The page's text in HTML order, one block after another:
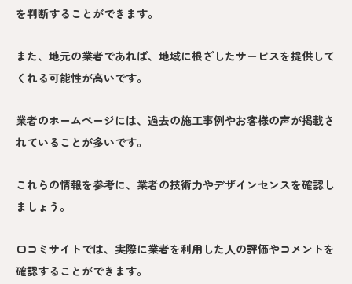
を判断することができます。
また、地元の業者であれば、地域に根ざしたサービスを提供して
くれる可能性が高いです。
業者のホームページには、過去の施工事例やお客様の声が掲載さ
れていることが多いです。
これらの情報を参考に、業者の技術力やデザインセンスを確認し
ましょう。
口コミサイトでは、実際に業者を利用した人の評価やコメントを
確認することができます。